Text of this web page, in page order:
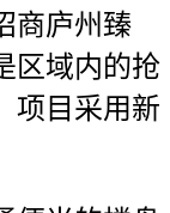
商庐州臻
区域内的抢
项目采用新